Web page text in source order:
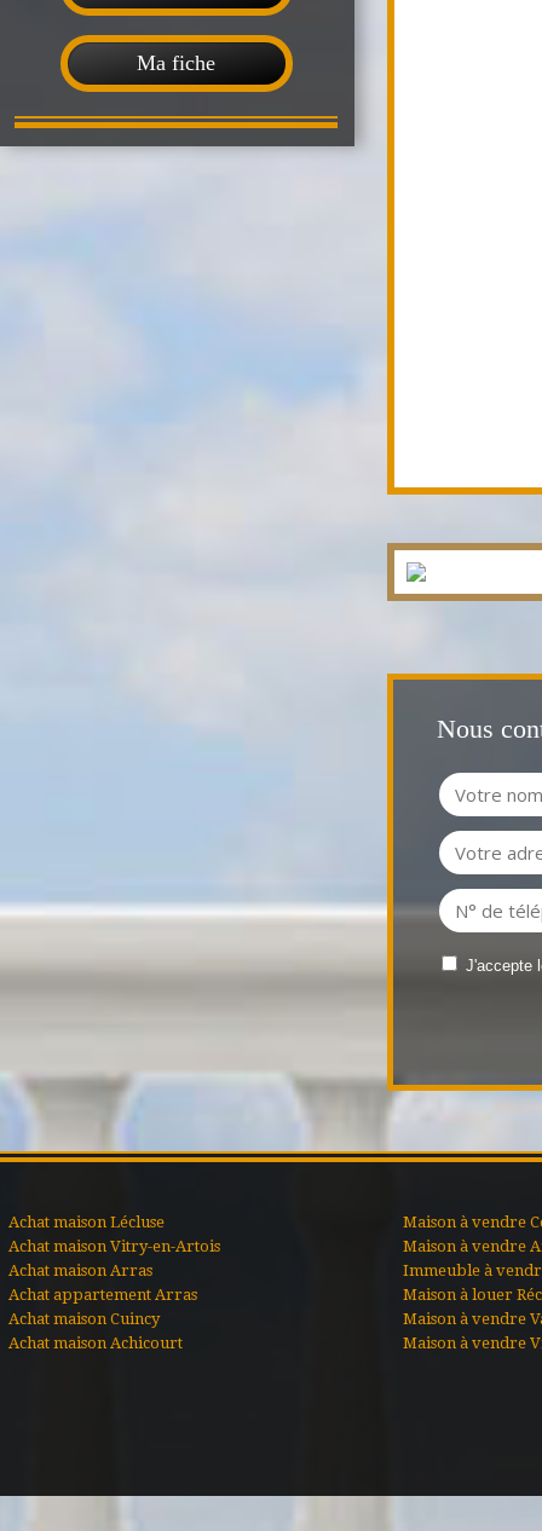
Ma fiche
Nous
J'accepte
Achat maison Lécluse
Achat maison Vitry-en-Artois
Achat maison Arras
Achat appartement Arras
Achat maison Cuincy
Achat maison Achicourt
Maison à vendre
Maison à vendre
Immeuble à
Maison à louer
Maison à vendre
Maison à vendre